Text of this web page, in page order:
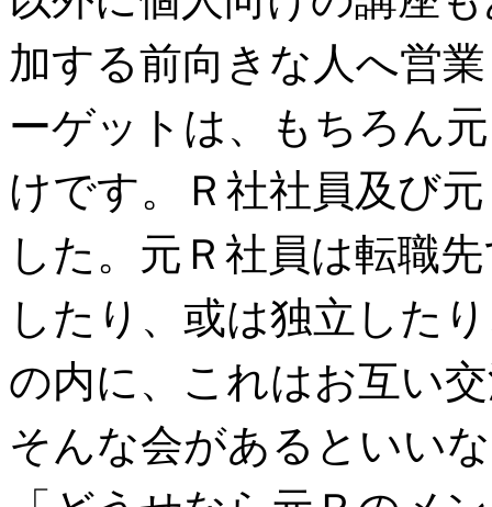
加する前向きな人へ営
ーゲットは、もちろん
けです。Ｒ社社員及び
した。元Ｒ社員は転職
したり、或は独立した
の内に、これはお互い
そんな会があるといい